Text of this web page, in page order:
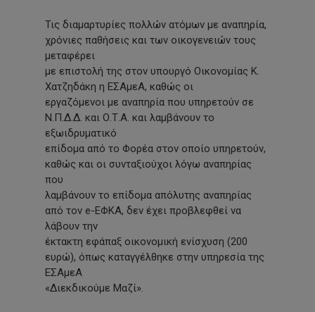
Τις διαμαρτυρίες πολλών ατόμων με αναπηρία,
χρόνιες παθήσεις και των οικογενειών τους
μεταφέρει
με επιστολή της στον υπουργό Οικονομίας Κ.
Χατζηδάκη η ΕΣΑμεΑ, καθώς οι
εργαζόμενοι με αναπηρία που υπηρετούν σε
Ν.Π.Δ.Δ. και Ο.Τ.Α. και λαμβάνουν το
εξωιδρυματικό
επίδομα από το Φορέα στον οποίο υπηρετούν,
καθώς και οι συνταξιούχοι λόγω αναπηρίας
που
λαμβάνουν το επίδομα απόλυτης αναπηρίας
από τον e-ΕΦΚΑ, δεν έχει προβλεφθεί να
λάβουν την
έκτακτη εφάπαξ οικονομική ενίσχυση (200
ευρώ), όπως καταγγέλθηκε στην υπηρεσία της
ΕΣΑμεΑ
«Διεκδικούμε Μαζί».